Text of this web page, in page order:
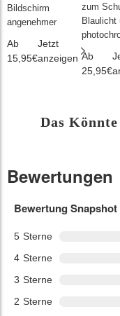
Bildschirm
angenehmer
Ab
15,95€
Jetzt
anzeigen
zum
Blaulicht
Ab
25,95€
Das
Bewertungen
Bewertung Snapshot
5 Sterne
4 Sterne
3 Sterne
2 Sterne